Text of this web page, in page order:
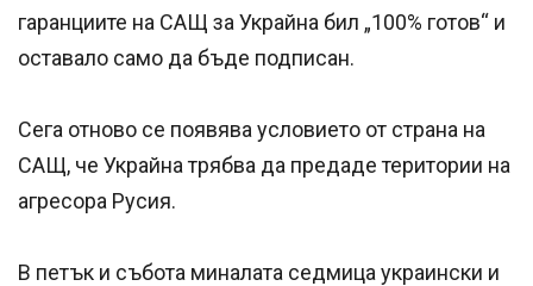
гаранциите на САЩ за Украйна бил „100% готов“ и
оставало само да бъде подписан.
Сега отново се появява условието от страна на
САЩ, че Украйна трябва да предаде територии на
агресора Русия.
В петък и събота миналата седмица украински и